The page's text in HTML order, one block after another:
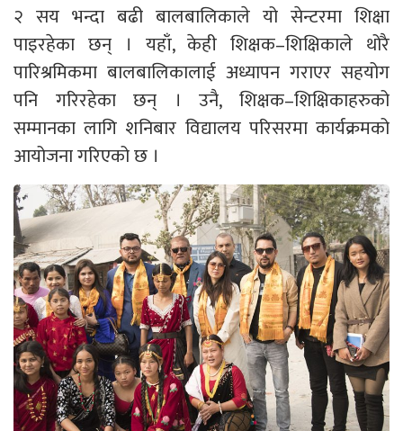
२ सय भन्दा बढी बालबालिकाले यो सेन्टरमा शिक्षा
पाइरहेका छन् । यहाँ, केही शिक्षक–शिक्षिकाले थोरै
पारिश्रमिकमा बालबालिकालाई अध्यापन गराएर सहयोग
पनि गरिरहेका छन् । उनै, शिक्षक–शिक्षिकाहरुको
सम्मानका लागि शनिबार विद्यालय परिसरमा कार्यक्रमको
आयोजना गरिएको छ ।